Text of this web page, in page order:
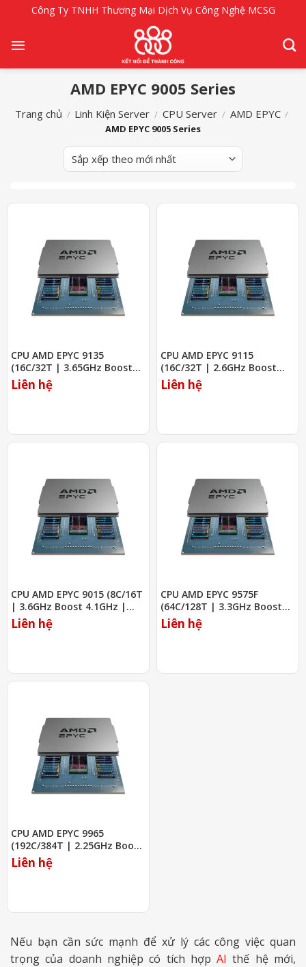
nội
Công Ty TNHH Thương Mại Dịch Vụ Công Nghệ MCSG
AMD EPYC 9005 Series
Trang chủ / Linh Kiện Server / CPU Server / AMD EPYC /
AMD EPYC 9005 Series
CPU AMD EPYC 9135
(16C/32T | 3.65GHz Boost
4.3GHz | 64MB Cache)
Liên hệ
CPU AMD EPYC 9115
(16C/32T | 2.6GHz Boost
4.1GHz | 64MB Cache)
Liên hệ
CPU AMD EPYC 9015 (8C/16T
| 3.6GHz Boost 4.1GHz |
64MB Cache)
Liên hệ
CPU AMD EPYC 9575F
(64C/128T | 3.3GHz Boost
5GHz | 256MB Cache)
Liên hệ
CPU AMD EPYC 9965
(192C/384T | 2.25GHz Boost
3.7GHz | 384MB Cache)
Liên hệ
Nếu bạn cần sức mạnh để xử lý các công việc quan
trọng của doanh nghiệp có tích hợpAI thế hệ mới,